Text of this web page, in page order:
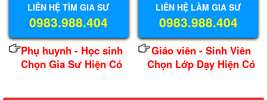
LIÊN HỆ TÌM GIA SƯ
0983.988.404
Phụ huynh - Học sinh
Chọn Gia Sư Hiện Có
LIÊN HỆ LÀM GIA SƯ
0983.988.404
Giáo viên - Sinh Viên
Chọn Lớp Dạy Hiện Có